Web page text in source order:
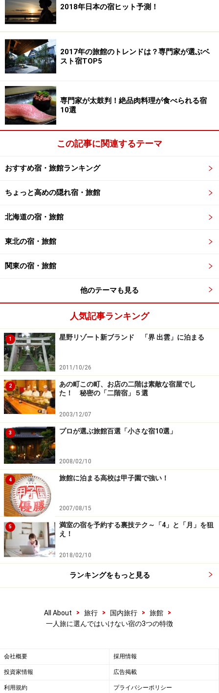
いませんから、ゆっくりと自分と向き合う時間がつくれ
ます。
宝巌堂。「うえの湯＋したの湯」と「おくの湯」は一日交替
湯治場系の宿で、オススメをもう一つ。宮城県東鳴子温
泉の「旅館大沼
は何と7種類。観光する時間も惜しんで一人の時間を過
時間帯もあるので安心です。
こちらには、貸し切り風呂もあるのですが、宿とは離れ
た森の中。そもそも、温泉を目的にきている一人客が多
いので気兼ねなく貸し切ることができるのです。また、
温泉でほぐれた体と胃腸に嬉しい「一汁三菜プラン」が
男性に好評です。
旅館大沼。庭園貸切露天風呂「母里の湯」。 1回 30分、1人
ポイント２ 「バイキング」は避けるべし
宿がバイキングにする理由は、「多くの世代の嗜好に応
えたいから」「効率の良いサービスをしたいから」と理
由は様々ですが、そもそも大勢の客が入らないと成り立
ちませんので、大きな食事会場で一人ゆっくり食事を楽
しむには不向きでしょう。
そんな一人客には、バイキングとは真逆にある
事がもってこいです。例えば、石川県能登島にある「
宿せがわ」。近くの和倉温泉には貸し切りバスが何台も
入る大型旅館が立ち並びますが、そんな所に一人で泊ま
っては寂しすぎます。
島宿せがわ。能登の新鮮な魚介類が丁寧に出される。
を取らない食材と腕前で、とっておきの料理を食べさせ
が良いスーパー民宿！ 話し相手にも困りません。気さく
なオーナー夫妻と話は尽きる事がないでしょう。
【関連記事】
2018年日本の宿ヒット予測！
2017年の旅館のトレンドは？専門家が選ぶベ
スト宿TOP5
専門家が太鼓判！絶品肉料理が食べられる宿
10選
この記事に関連するテーマ
おすすめ宿・旅館ランキング
ちょっと高めの隠れ宿・旅館
北海道の宿・旅館
東北の宿・旅館
関東の宿・旅館
他のテーマも見る
人気記事ランキング
1 星野リゾート新ブランド 「界 出雲」に泊まる
2011/10/26
2
あの町この町、お店の二階は素敵な宿屋でし
た！ 秘密の「二階宿」５選
2003/12/07
3 プロが選ぶ旅館百選「小さな宿10選」
2008/02/10
4 旅館に泊まる高校は甲子園で強い！
2007/08/15
5
満室の宿を予約する裏技テク～「4」と「月」を狙
え！
2018/02/10
ランキングをもっと見る
All About > 旅行 > 国内旅行 > 旅館
>
一人旅に選んではいけない宿の3つの特徴
会社概要 採用情報
投資家情報 広告掲載
利用規約 プライバシーポリシー